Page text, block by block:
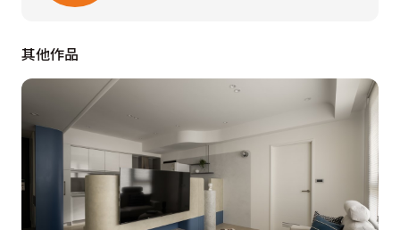
島下方櫃體空間，設計一處電器收納空間；對面則規劃為
多功能休憩區，且兼具神明廳場域功能性，另也透過較高
的地面設計，與整體公領域稍稍界分而自成獨立性。
客臥設計滑動式電視背牆，賦予彈性空間使用；男孩房的
床頭背牆為格柵線條設計，並以黃色為跳色設計一處開放
式衣架。寢臥相鄰的小走道盡頭，以紅色作為跳色型塑焦
其他作品